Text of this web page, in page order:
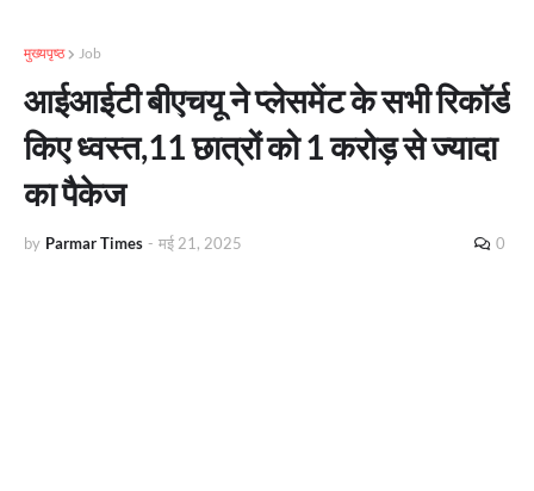
मुख्यपृष्ठ Job
आईआईटी बीएचयू ने प्लेसमेंट के सभी रिकॉर्ड
किए ध्वस्त,11 छात्रों को 1 करोड़ से ज्यादा
का पैकेज
by Parmar Times - मई 21, 2025 0